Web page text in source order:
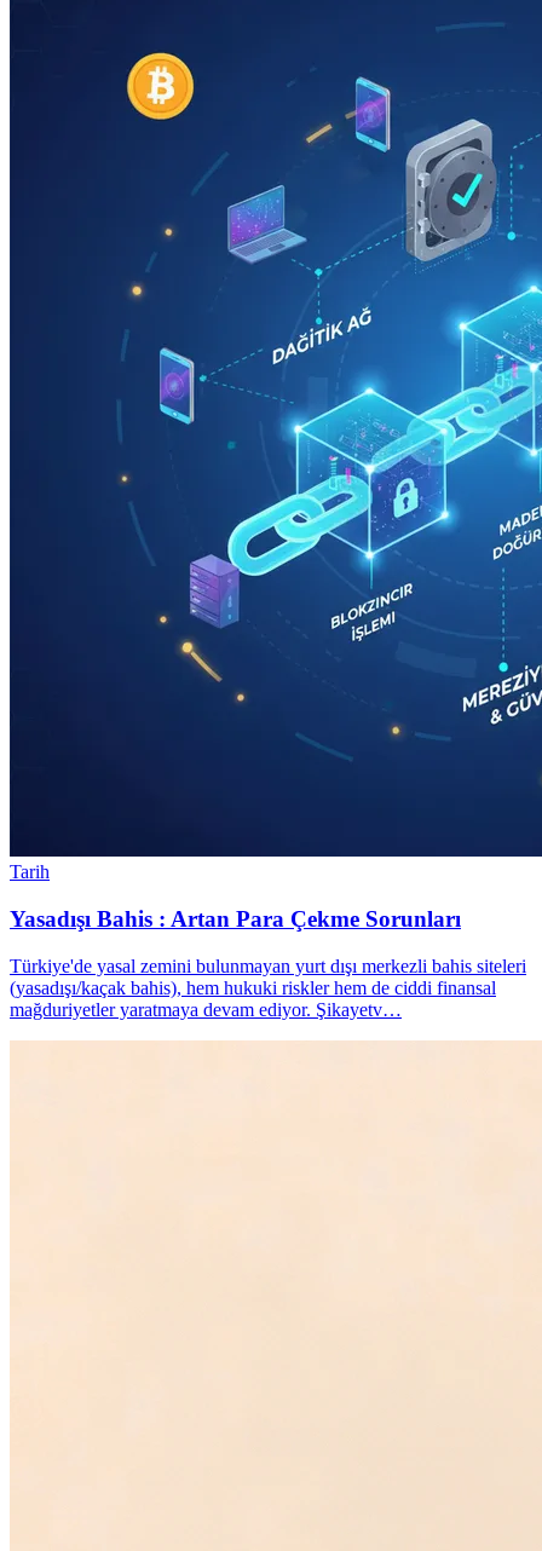
Tarih
Yasadışı Bahis : Artan Para Çekme Sorunları
Türkiye'de yasal zemini bulunmayan yurt dışı merkezli bahis siteleri
(yasadışı/kaçak bahis), hem hukuki riskler hem de ciddi finansal
mağduriyetler yaratmaya devam ediyor. Şikayetv…